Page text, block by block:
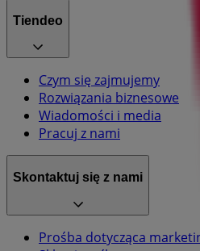
Tiendeo
Czym się zajmujemy
Rozwiązania biznesowe
Wiadomości i media
Pracuj z nami
Skontaktuj się z nami
Prośba dotycząca